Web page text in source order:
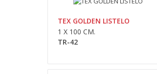
TEX GOLDEN LISTELO
1 X 100 CM.
TR-42